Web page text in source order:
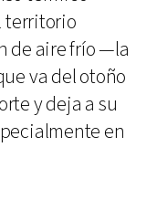
territorio
de aire frío —la
va del otoño
y deja a su
en